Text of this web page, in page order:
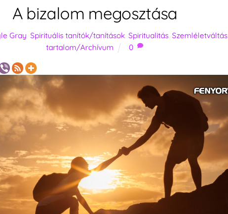
A bizalom megosztása
Gray Spirituális tanítók/tanítások, Spiritualitás, Szemléletváltás,
tartalom/Archívum
0